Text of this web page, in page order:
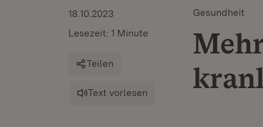
Gesundheit
18.10.2023
Lesezeit: 1 Minute
Teilen
Text vorlesen